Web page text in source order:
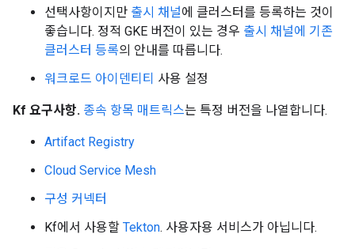
선택사항이지만 출시 채널에 클러스터를 등록하는 것이
좋습니다. 정적 GKE 버전이 있는 경우 출시 채널에 기존
클러스터 등록의 안내를 따릅니다.
워크로드 아이덴티티 사용 설정
Kf 요구사항. 종속 항목 매트릭스는 특정 버전을 나열합니다.
Artifact Registry
Cloud Service Mesh
구성 커넥터
Kf에서 사용할 Tekton. 사용자용 서비스가 아닙니다.